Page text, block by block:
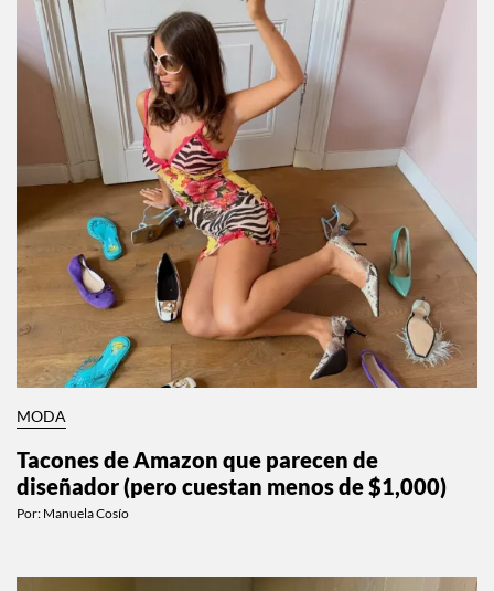
MODA
Tacones de Amazon que parecen de
diseñador (pero cuestan menos de $1,000)
Por: Manuela Cosío